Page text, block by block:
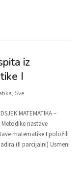
iz
I
, Sve
MATEMATIKA –
nastave
matematike I položili
(II parcijalni) Usmeni